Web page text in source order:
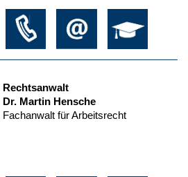
Rechtsanwalt
Dr. Martin Hensche
Fachanwalt für Arbeitsrecht